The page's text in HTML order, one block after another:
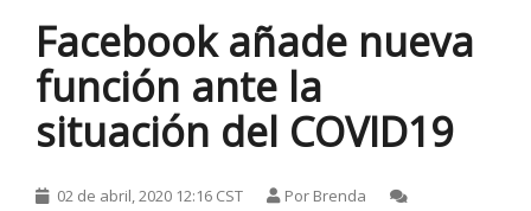
ENGLISH
Facebook añade nueva
función ante la
situación del COVID19
02 de abril, 2020 12:16 CST Por Brenda